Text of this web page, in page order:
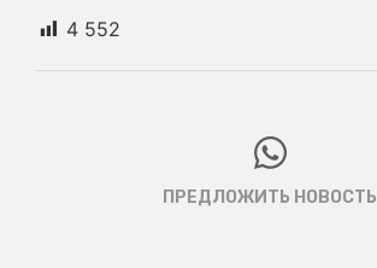
4 552
ПРЕДЛОЖИТЬ НОВОСТЬ